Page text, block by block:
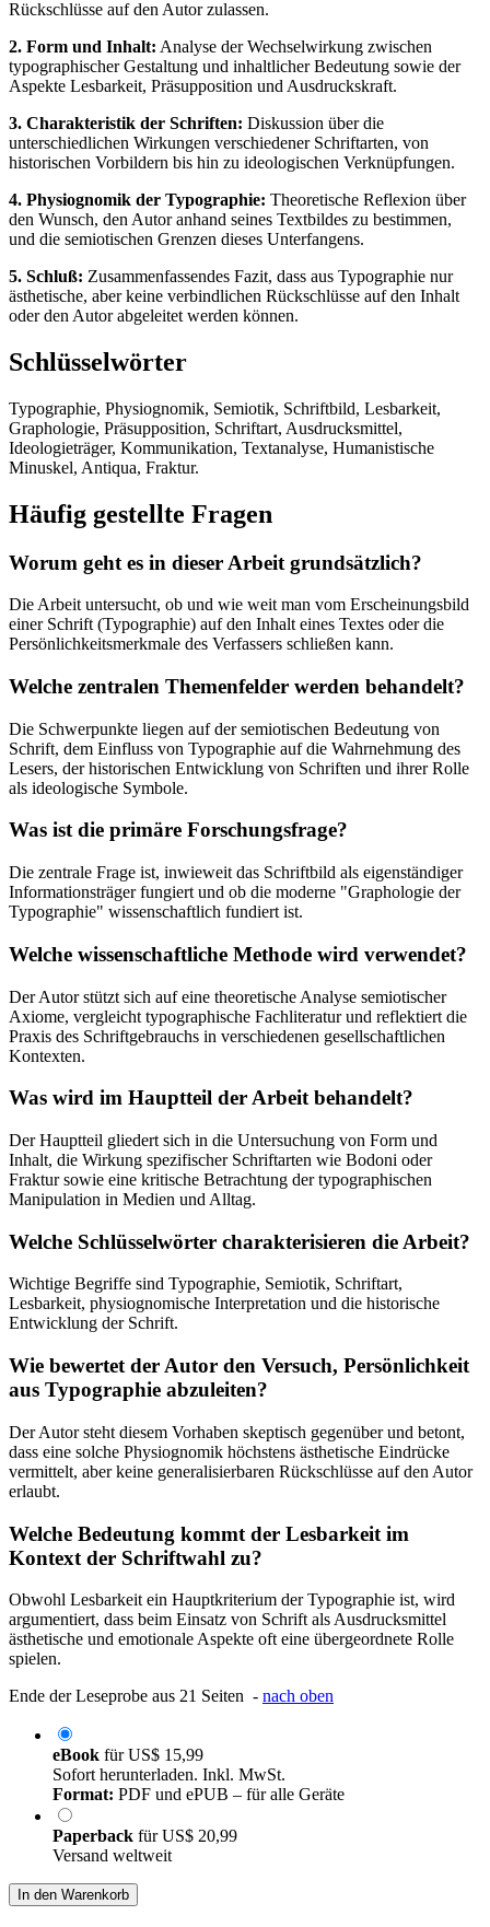
Rückschlüsse auf den Autor zulassen.
2. Form und Inhalt: Analyse der Wechselwirkung zwischen
typographischer Gestaltung und inhaltlicher Bedeutung sowie der
Aspekte Lesbarkeit, Präsupposition und Ausdruckskraft.
3. Charakteristik der Schriften: Diskussion über die
unterschiedlichen Wirkungen verschiedener Schriftarten, von
historischen Vorbildern bis hin zu ideologischen Verknüpfungen.
4. Physiognomik der Typographie: Theoretische Reflexion über
den Wunsch, den Autor anhand seines Textbildes zu bestimmen,
und die semiotischen Grenzen dieses Unterfangens.
5. Schluß: Zusammenfassendes Fazit, dass aus Typographie nur
ästhetische, aber keine verbindlichen Rückschlüsse auf den Inhalt
oder den Autor abgeleitet werden können.
Schlüsselwörter
Typographie, Physiognomik, Semiotik, Schriftbild, Lesbarkeit,
Graphologie, Präsupposition, Schriftart, Ausdrucksmittel,
Ideologieträger, Kommunikation, Textanalyse, Humanistische
Minuskel, Antiqua, Fraktur.
Häufig gestellte Fragen
Worum geht es in dieser Arbeit grundsätzlich?
Die Arbeit untersucht, ob und wie weit man vom Erscheinungsbild
einer Schrift (Typographie) auf den Inhalt eines Textes oder die
Persönlichkeitsmerkmale des Verfassers schließen kann.
Welche zentralen Themenfelder werden behandelt?
Die Schwerpunkte liegen auf der semiotischen Bedeutung von
Schrift, dem Einfluss von Typographie auf die Wahrnehmung des
Lesers, der historischen Entwicklung von Schriften und ihrer Rolle
als ideologische Symbole.
Was ist die primäre Forschungsfrage?
Die zentrale Frage ist, inwieweit das Schriftbild als eigenständiger
Informationsträger fungiert und ob die moderne "Graphologie der
Typographie" wissenschaftlich fundiert ist.
Welche wissenschaftliche Methode wird verwendet?
Der Autor stützt sich auf eine theoretische Analyse semiotischer
Axiome, vergleicht typographische Fachliteratur und reflektiert die
Praxis des Schriftgebrauchs in verschiedenen gesellschaftlichen
Kontexten.
Was wird im Hauptteil der Arbeit behandelt?
Der Hauptteil gliedert sich in die Untersuchung von Form und
Inhalt, die Wirkung spezifischer Schriftarten wie Bodoni oder
Fraktur sowie eine kritische Betrachtung der typographischen
Manipulation in Medien und Alltag.
Welche Schlüsselwörter charakterisieren die Arbeit?
Wichtige Begriffe sind Typographie, Semiotik, Schriftart,
Lesbarkeit, physiognomische Interpretation und die historische
Entwicklung der Schrift.
Wie bewertet der Autor den Versuch, Persönlichkeit
aus Typographie abzuleiten?
Der Autor steht diesem Vorhaben skeptisch gegenüber und betont,
dass eine solche Physiognomik höchstens ästhetische Eindrücke
vermittelt, aber keine generalisierbaren Rückschlüsse auf den Autor
erlaubt.
Welche Bedeutung kommt der Lesbarkeit im
Kontext der Schriftwahl zu?
Obwohl Lesbarkeit ein Hauptkriterium der Typographie ist, wird
argumentiert, dass beim Einsatz von Schrift als Ausdrucksmittel
ästhetische und emotionale Aspekte oft eine übergeordnete Rolle
spielen.
Ende der Leseprobe aus 21 Seiten - nach oben
eBook fürUS$ 15,99
Sofort herunterladen. Inkl. MwSt.
Format: PDF und ePUB – für alle Geräte
Paperback fürUS$ 20,99
Versand weltweit
In den Warenkorb